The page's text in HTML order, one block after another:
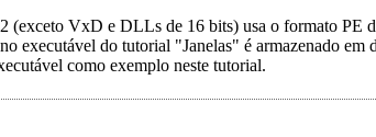
(exceto VxD e DLLs de 16 bits) usa o formato PE
executável do tutorial "Janelas" é armazenado
como exemplo neste tutorial.